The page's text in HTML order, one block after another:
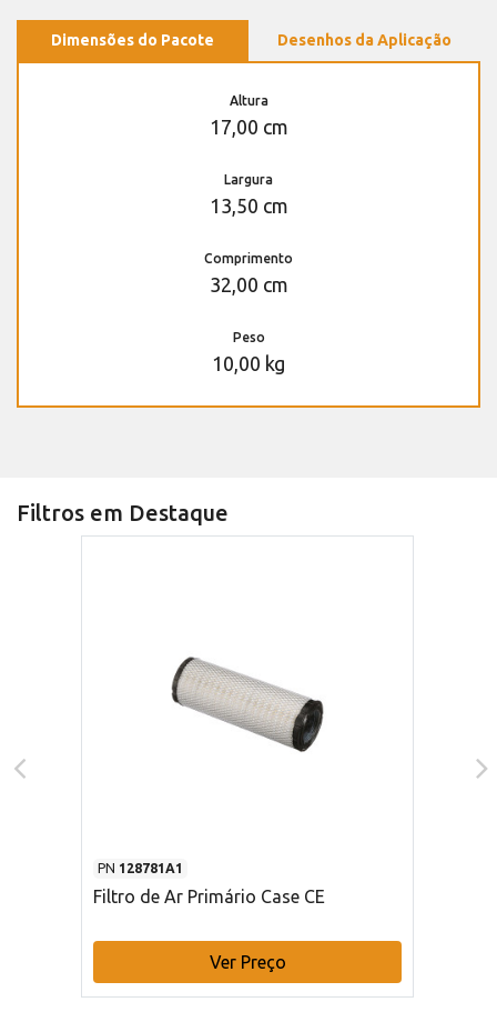
Dimensões do Pacote Desenhos da Aplicação
Altura
17,00 cm
Largura
13,50 cm
Comprimento
32,00 cm
Peso
10,00 kg
Filtros em Destaque
PN 128781A1
Filtro de Ar Primário Case CE
Ver Preço